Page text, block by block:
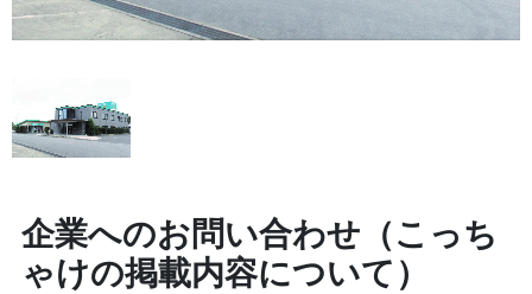
企業へのお問い合わせ（こっち
ゃけの掲載内容について）